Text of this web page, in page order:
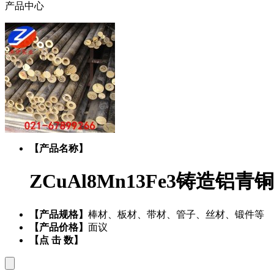
产品中心
【产品名称】
ZCuAl8Mn13Fe3铸造铝青铜
【产品规格】 棒材、板材、带材、管子、丝材、锻件等
【产品价格】 面议
【点 击 数】